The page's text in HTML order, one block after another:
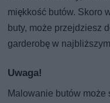
miękkość butów. Skoro
buty, może przejdziesz
garderobę w
Uwaga!
Malowanie butów